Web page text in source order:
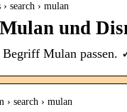
search › mulan
und
Mulan
› search › mulan